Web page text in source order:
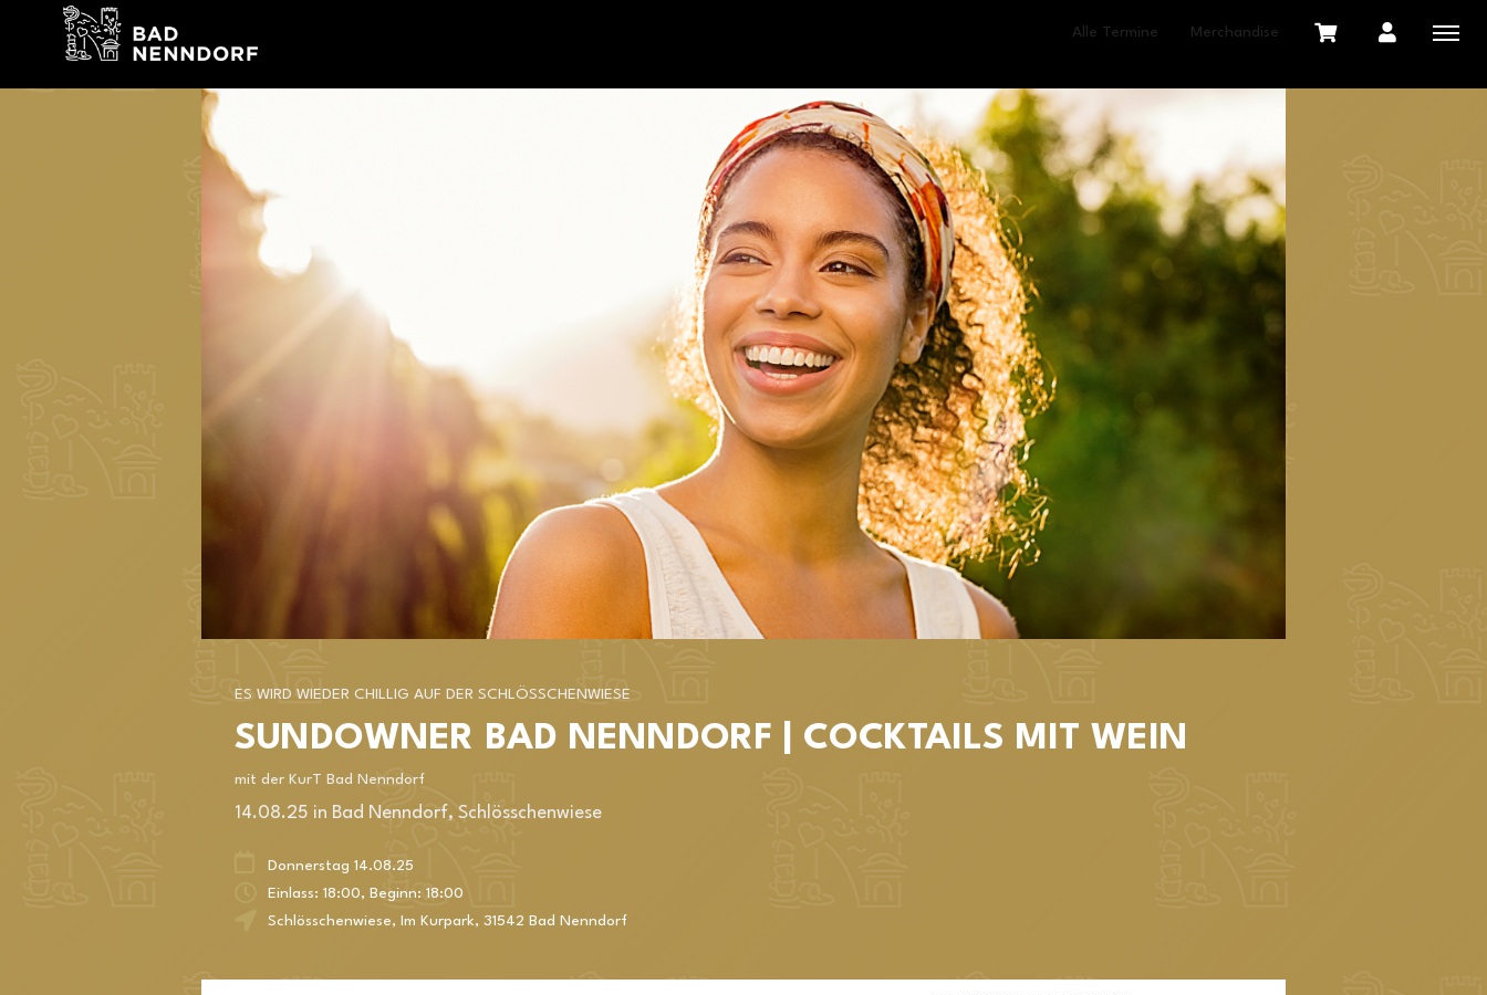
Alle Termine Merchandise
ES WIRD WIEDER CHILLIG AUF DER SCHLÖSSCHENWIESE
SUNDOWNER BAD NENNDORF | COCKTAILS MIT WEIN
mit der KurT Bad Nenndorf
14.08.25 in Bad Nenndorf, Schlösschenwiese
Donnerstag 14.08.25
Einlass: 18:00, Beginn: 18:00
Schlösschenwiese, Im Kurpark, 31542 Bad Nenndorf